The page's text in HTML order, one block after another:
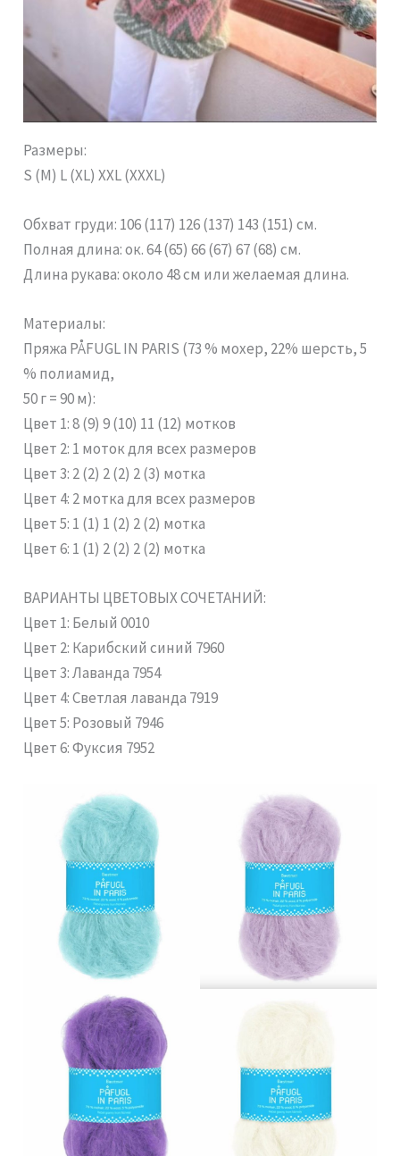
Размеры:
S (M) L (XL) XXL (XXXL)
Обхват груди: 106 (117) 126 (137) 143 (151) см.
Полная длина: ок. 64 (65) 66 (67) 67 (68) см.
Длина рукава: около 48 см или желаемая длина.
Материалы:
Пряжа PÅFUGL IN PARIS (73 % мохер, 22% шерсть, 5
% полиамид,
50 г = 90 м):
Цвет 1: 8 (9) 9 (10) 11 (12) мотков
Цвет 2: 1 моток для всех размеров
Цвет 3: 2 (2) 2 (2) 2 (3) мотка
Цвет 4: 2 мотка для всех размеров
Цвет 5: 1 (1) 1 (2) 2 (2) мотка
Цвет 6: 1 (1) 2 (2) 2 (2) мотка
ВАРИАНТЫ ЦВЕТОВЫХ СОЧЕТАНИЙ:
Цвет 1: Белый 0010
Цвет 2: Карибский синий 7960
Цвет 3: Лаванда 7954
Цвет 4: Светлая лаванда 7919
Цвет 5: Розовый 7946
Цвет 6: Фуксия 7952